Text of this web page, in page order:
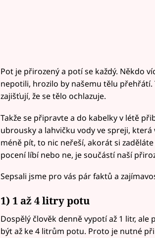
Pot je přirozený a potí se každý. Někdo
nepotili, hrozilo by našemu tělu
zajišťují, že se tělo ochlazuje.
Takže se připravte a do kabelky v létě
ubrousky a lahvičku vody ve spreji,
méně pít, to nic neřeší, akorát si
pocení líbí nebo ne, je součástí naší
Sepsali jsme pro vás pár faktů a
1) 1 až 4 litry potu
Dospělý člověk denně vypotí až 1 litr,
být až ke 4 litrům potu. Proto je nutné